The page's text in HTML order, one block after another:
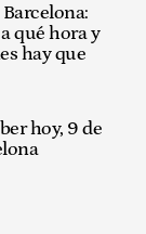
qué hora y
hay que
hoy, 9 de